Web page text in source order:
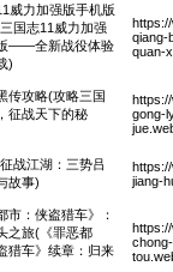
威力加强版手机版
国志11威力加强
——全新战役体验
)
qiang-
quan-
传攻略(攻略三国
征战天下的秘
gong-
战江湖：三势吕
故事)
jiang-
市：侠盗猎车》：
之旅(《罪恶都
猎车》续章：归来